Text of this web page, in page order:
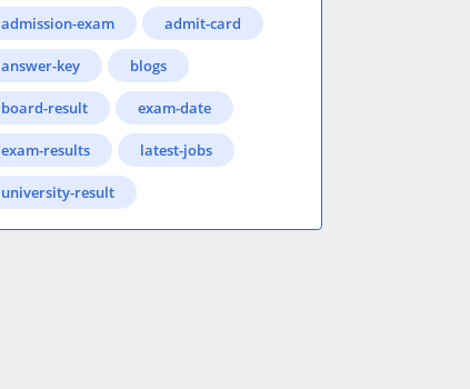
admission-exam admit-card
answer-key blogs
board-result exam-date
exam-results latest-jobs
university-result